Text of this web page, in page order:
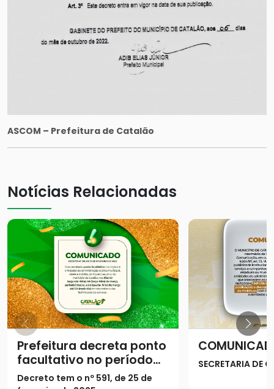
ASCOM – Prefeitura de Catalão
Notícias Relacionadas
Prefeitura decreta ponto
facultativo no período
do Carnaval
Decreto tem o nº 591, de 25 de
SECRETARIA DE